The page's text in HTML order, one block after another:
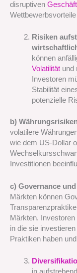
disruptiven
Risiken
können
Volatilitätund
Investoren
Stabilität
potenzielle
b)
volatilere
wie dem US-Dollar
Investitionen
c) Governance
Märkten können
Märkten.
in die sie
Praktiken haben